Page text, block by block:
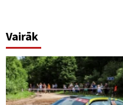
Vairāk